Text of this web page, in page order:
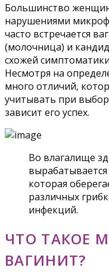
Большинство
нарушениями
часто встречается
(молочница) и
схожей
Несмотря на
много отличий,
учитывать при
зависит его успех.
Во влагалище
которая
различных
инфекций.
ЧТО ТАКОЕ
ВАГИНИТ?